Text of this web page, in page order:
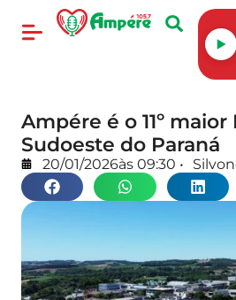
Ampére é o 11º maior
Sudoeste do Paraná
20/01/2026às 09:30 •